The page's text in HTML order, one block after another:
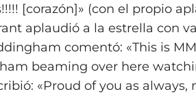
[corazón]» (con el propio
aplaudió a la estrella con
comentó: «This is
beaming over here
«Proud of you as always,